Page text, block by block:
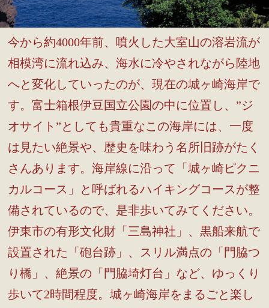
今から約4000年前、噴火した大室山の溶岩流が
相模湾に流れ込み、海水に冷やされながら陸地
へと変化していったのが、現在の城ヶ崎海岸で
す。富士箱根伊豆国立公園の中に位置し、”ジ
オサイト”としても貴重なこの海岸には、一度
は見たい絶景や、歴史を味わう名所旧跡がたく
さんあります。海岸線に沿って「城ヶ崎ピクニ
カルコース」と呼ばれるハイキングコースが整
備されているので、是非歩いてみてください。
伊東市の有形文化財「三島神社」、黒船来航で
設置された「砲台跡」、スリル満点の「門脇つ
り橋」、絶景の「門脇埼灯台」など、ゆっくり
歩いて2時間程度。城ヶ崎海岸をまるごと楽し